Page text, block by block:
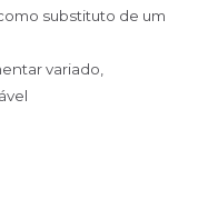
substituto de um
variado,